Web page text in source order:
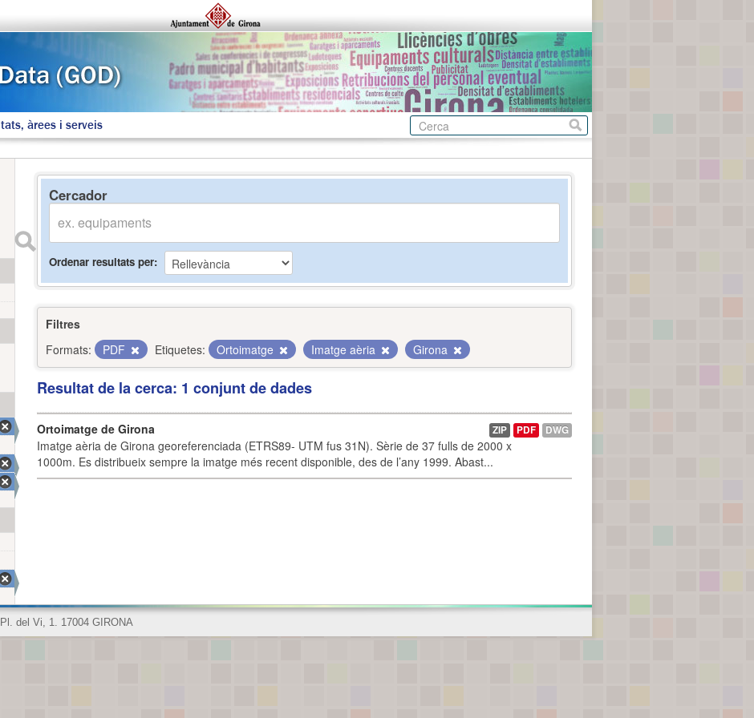
àrees i serveis
Cercador
Ordenar resultats per
Filtres
Formats:
PDF Etiquetes: Ortoimatge Imatge aèria Girona
Resultat de la cerca: 1 conjunt de dades
Ortoimatge de Girona
Imatge aèria de Girona georeferenciada (ETRS89- UTM fus 31N). Sèrie de 37 fulls de 2000 x
1000m. Es distribueix sempre la imatge més recent disponible, des de l’any 1999. Abast...
ZIP PDF DWG
Pl. del Vi, 1. 17004 GIRONA